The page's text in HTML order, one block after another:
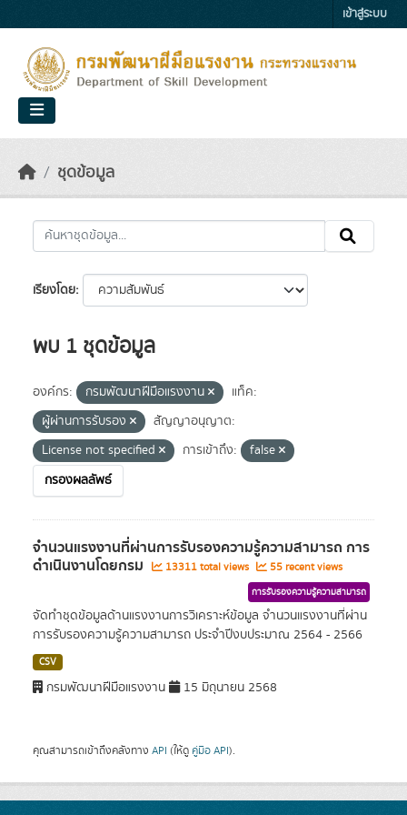
เข้าสู่ระบบ
ชุดข้อมูล
เรียงโดย
พบ 1 ชุดข้อมูล
องค์กร: กรมพัฒนาฝีมือแรงงาน
แท็ค:
ผู้ผ่านการรับรอง
สัญญาอนุญาต:
License not specified
การเข้าถึง:
false
กรองผลลัพธ์
จำนวนแรงงานที่ผ่านการรับรองความรู้ความสามารถ การ
ดำเนินงานโดยกรม 13311 total views 55 recent views
การรับรองความรู้ความสามารถ
จัดทำชุดข้อมูลด้านแรงงานการวิเคราะห์ข้อมูล จำนวนแรงงานที่ผ่าน
การรับรองความรู้ความสามารถ ประจำปีงบประมาณ 2564 - 2566
CSV
กรมพัฒนาฝีมือแรงงาน 15 มิถุนายน 2568
คุณสามารถเข้าถึงคลังทาง API (ให้ดู คู่มือ API).